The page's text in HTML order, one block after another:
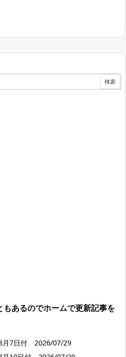
あるのでホームで更新記事を
月7日付 2026/07/29